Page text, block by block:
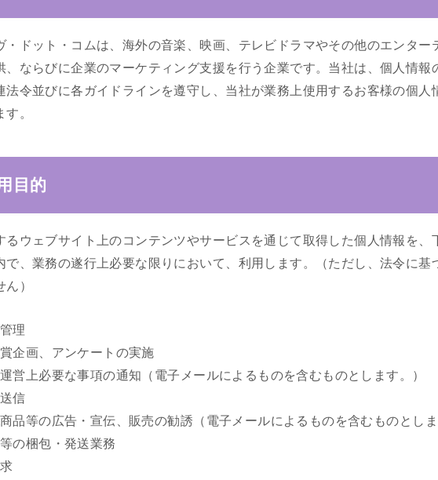
・ドット・コムは、海外の音楽、映画、テレビドラマやその他のエンタ
、ならびに企業のマーケティング支援を行う企業です。当社は、個人情
法令並びに各ガイドラインを遵守し、当社が業務上使用するお客様の個
。
目的
るウェブサイト上のコンテンツやサービスを通じて取得した個人情報を
で、業務の遂行上必要な限りにおいて、利用します。（ただし、法令に
）
理
企画、アンケートの実施
営上必要な事項の通知（電子メールによるものを含むものとします。）
信
品等の広告・宣伝、販売の勧誘（電子メールによるものを含むものとし
の梱包・発送業務